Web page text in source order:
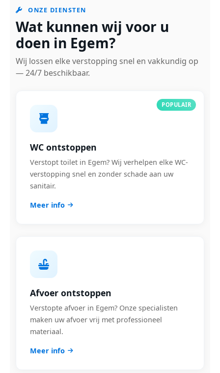
ONZE DIENSTEN
Wat kunnen wij voor u
doen in Egem?
Wij lossen elke verstopping snel en vakkundig op
— 24/7 beschikbaar.
POPULAIR
WC ontstoppen
Verstopt toilet in Egem? Wij verhelpen elke WC-
verstopping snel en zonder schade aan uw
sanitair.
Meer info
Afvoer ontstoppen
Verstopte afvoer in Egem? Onze specialisten
maken uw afvoer vrij met professioneel
materiaal.
Meer info